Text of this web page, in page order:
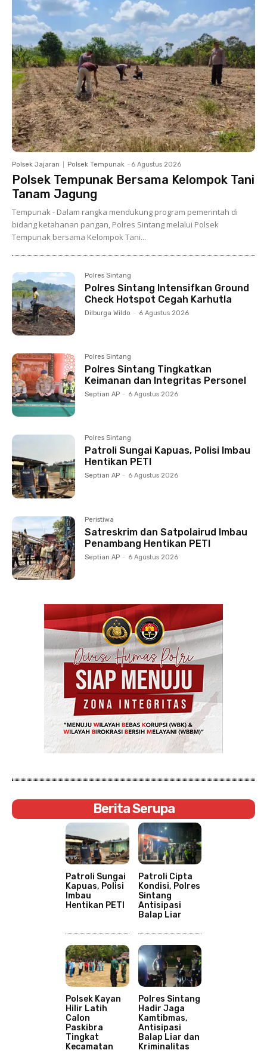
Polsek Jajaran Polsek Tempunak - 6 Agustus 2026
Polsek Tempunak Bersama Kelompok Tani
Tanam Jagung
Tempunak - Dalam rangka mendukung program pemerintah di
bidang ketahanan pangan, Polres Sintang melalui Polsek
Tempunak bersama Kelompok Tani...
Polres Sintang
Polres Sintang Intensifkan Ground
Check Hotspot Cegah Karhutla
Dilburga Wildo - 6 Agustus 2026
Polres Sintang
Polres Sintang Tingkatkan
Keimanan dan Integritas Personel
Septian AP - 6 Agustus 2026
Polres Sintang
Patroli Sungai Kapuas, Polisi Imbau
Hentikan PETI
Septian AP - 6 Agustus 2026
Peristiwa
Satreskrim dan Satpolairud Imbau
Penambang Hentikan PETI
Septian AP - 6 Agustus 2026
Berita Serupa
Patroli Sungai
Kapuas, Polisi
Imbau
Hentikan PETI
Patroli Cipta
Kondisi, Polres
Sintang
Antisipasi
Balap Liar
Polsek Kayan
Hilir Latih
Calon
Paskibra
Tingkat
Kecamatan
Polres Sintang
Hadir Jaga
Kamtibmas,
Antisipasi
Balap Liar dan
Kriminalitas